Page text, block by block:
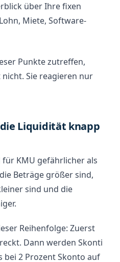
über Ihre fixen
Miete, Software-
Punkte zutreffen,
Sie reagieren nur
Liquidität knapp
KMU gefährlicher als
Beträge größer sind,
sind und die
Reihenfolge: Zuerst
Dann werden Skonti
bei 2 Prozent Skonto auf